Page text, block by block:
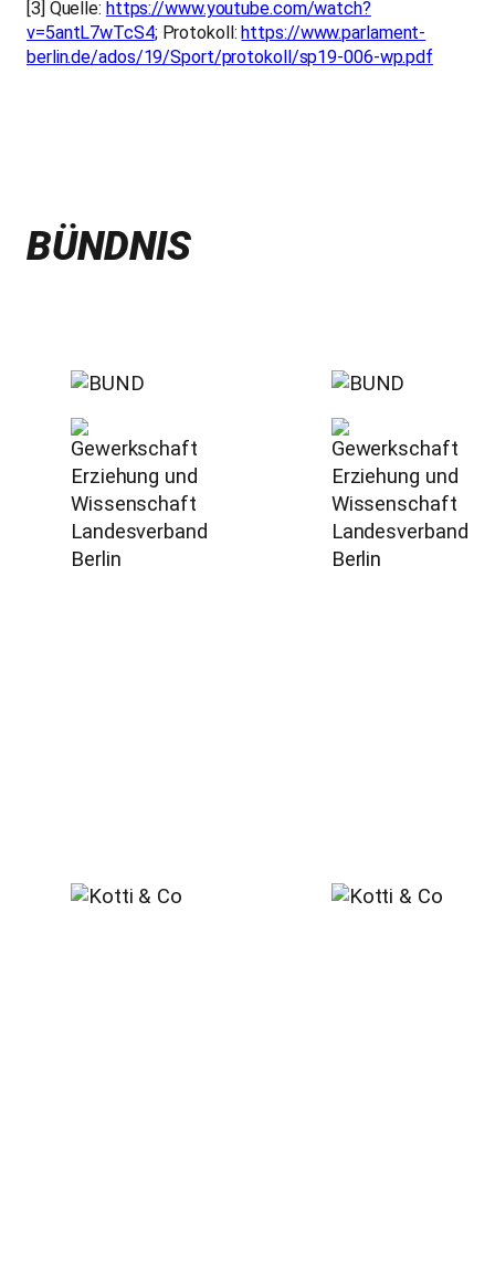
[3] Quelle: https://www.youtube.com/watch?
v=5antL7wTcS4; Protokoll:https://www.parlament-
berlin.de/ados/19/Sport/protokoll/sp19-006-wp.pdf
BÜNDNIS